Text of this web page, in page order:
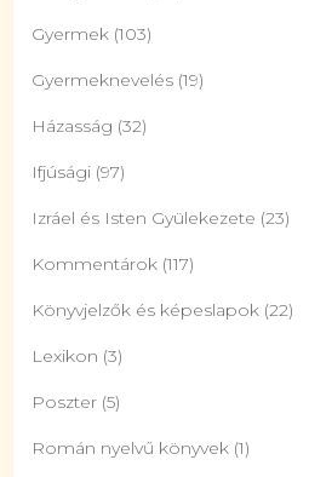
Gyermek (103)
Gyermeknevelés (19)
Házasság (32)
Ifjúsági (97)
Izráel és Isten Gyülekezete (23)
Kommentárok (117)
Könyvjelzők és képeslapok (22)
Lexikon (3)
Poszter (5)
Román nyelvű könyvek (1)